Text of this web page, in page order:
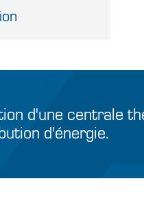
d'une centrale
d'énergie.